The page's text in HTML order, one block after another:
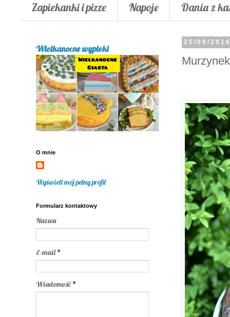
Zapiekanki i pizze
Napoje Dania z
25/09/
Wielkanocne wypieki
O mnie
Wyświetl mój pełny profil
Formularz kontaktowy
Nazwa
E-mail*
Wiadomość*